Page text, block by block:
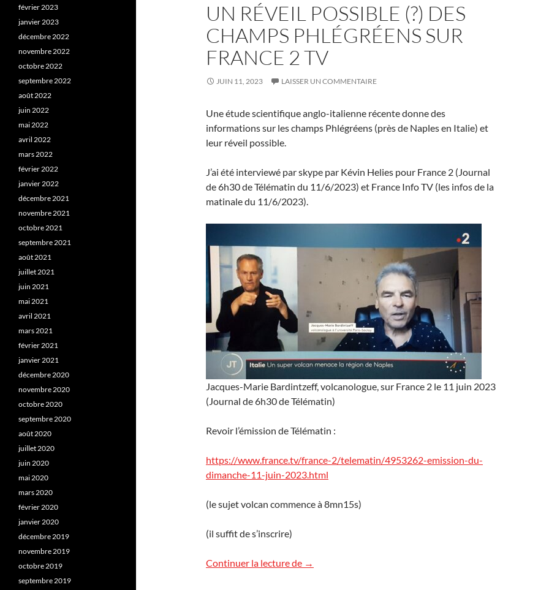
UN RÉVEIL POSSIBLE (?) DES
CHAMPS PHLÉGRÉENS SUR
FRANCE 2 TV
JUIN 11, 2023 LAISSER UN COMMENTAIRE
Une étude scientifique anglo-italienne récente donne des
informations sur les champs Phlégréens (près de Naples en Italie) et
leur réveil possible.
J’ai été interviewé par skype par Kévin Helies pour France 2 (Journal
de 6h30 de Télématin du 11/6/2023) et France Info TV (les infos de la
matinale du 11/6/2023).
Jacques-Marie Bardintzeff, volcanologue, sur France 2 le 11 juin 2023
(Journal de 6h30 de Télématin)
Revoir l’émission de Télématin :
https://www.france.tv/france-2/telematin/4953262-emission-du-
dimanche-11-juin-2023.html
(le sujet volcan commence à 8mn15s)
(il suffit de s’inscrire)
Continuer la lecture de Un réveil possible (?) des champs Phlégréens sur France 2
→
février 2023
janvier 2023
décembre 2022
novembre 2022
octobre 2022
septembre 2022
août 2022
juin 2022
mai 2022
avril 2022
mars 2022
février 2022
janvier 2022
décembre 2021
novembre 2021
octobre 2021
septembre 2021
août 2021
juillet 2021
juin 2021
mai 2021
avril 2021
mars 2021
février 2021
janvier 2021
décembre 2020
novembre 2020
octobre 2020
septembre 2020
août 2020
juillet 2020
juin 2020
mai 2020
mars 2020
février 2020
janvier 2020
décembre 2019
novembre 2019
octobre 2019
septembre 2019